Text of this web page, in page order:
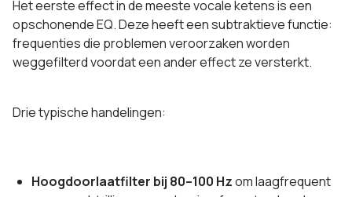
Het eerste effect in de meeste vocale ketens is een
opschonende EQ. Deze heeft een subtraktieve functie:
frequenties die problemen veroorzaken worden
weggefilterd voordat een ander effect ze versterkt.
Drie typische handelingen:
Hoogdoorlaatfilter bij 80–100 Hzom laagfrequent